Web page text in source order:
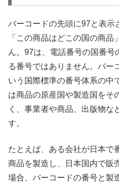
バーコードの先頭に97と表示
「この商品はどこの国の商
ん。97は、電話番号の国番号
る番号ではありません。バー
いう国際標準の番号体系の中
は商品の原産国や製造国をそ
く、事業者や商品、出版物な
す。
たとえば、ある会社が日本で
商品を製造し、日本国内で販
場合、バーコードの番号と製